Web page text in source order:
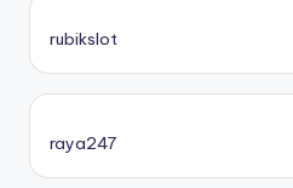
rubikslot
raya247